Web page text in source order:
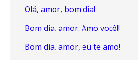
Olá, amor, bom dia!
Bom dia, amor. Amo você!!
Bom dia, amor, eu te amo!